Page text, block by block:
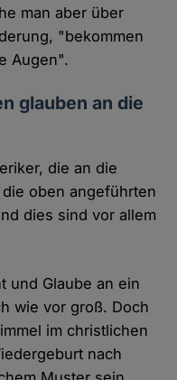
man aber über
"bekommen
Augen".
glauben an die
die an die
oben angeführten
dies sind vor allem
und Glaube an ein
wie vor groß. Doch
im christlichen
nach